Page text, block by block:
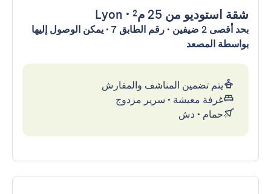
شقة استوديو من 25 م² •
Lyon
بحد أقصى 2 ضيفين • رقم الطابق 7 • يمكن الوصول إليها
بواسطة المصعد
يتم تضمين المناشف والمفارش
غرفة معيشة • سرير مزدوج
حمام • دش